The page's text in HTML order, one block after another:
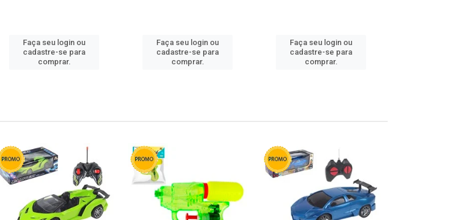
Faça seu login ou
cadastre-se para
comprar.
Faça seu login ou
cadastre-se para
comprar.
Faça seu login ou
cadastre-se para
comprar.